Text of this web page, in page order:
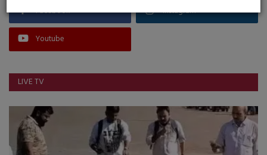
Facebook Instagram
Youtube
LIVE TV